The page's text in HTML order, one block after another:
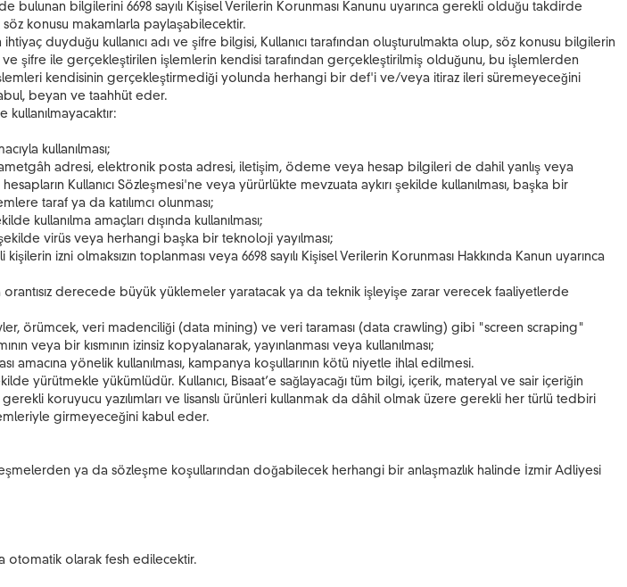
bulunan bilgilerini 6698 sayılı Kişisel Verilerin Korunması Kanunu uyarınca gerekli olduğu takdirde
konusu makamlarla paylaşabilecektir.
duyduğu kullanıcı adı ve şifre bilgisi, Kullanıcı tarafından oluşturulmakta olup, söz konusu bilgilerin
ve şifre ile gerçekleştirilen işlemlerin kendisi tarafından gerçekleştirilmiş olduğunu, bu işlemlerden
kendisinin gerçekleştirmediği yolunda herhangi bir def'i ve/veya itiraz ileri süremeyeceğini
beyan ve taahhüt eder.
kullanılmayacaktır:
kullanılması;
adresi, elektronik posta adresi, iletişim, ödeme veya hesap bilgileri de dahil yanlış veya
Kullanıcı Sözleşmesi'ne veya yürürlükte mevzuata aykırı şekilde kullanılması, başka bir
taraf ya da katılımcı olunması;
kullanılma amaçları dışında kullanılması;
virüs veya herhangi başka bir teknoloji yayılması;
izni olmaksızın toplanması veya 6698 sayılı Kişisel Verilerin Korunması Hakkında Kanun uyarınca
derecede büyük yüklemeler yaratacak ya da teknik işleyişe zarar verecek faaliyetlerde
örümcek, veri madenciliği (data mining) ve veri taraması (data crawling) gibi "screen scraping"
veya bir kısmının izinsiz kopyalanarak, yayınlanması veya kullanılması;
yönelik kullanılması, kampanya koşullarının kötü niyetle ihlal edilmesi.
yürütmekle yükümlüdür. Kullanıcı, Bisaat’e sağlayacağı tüm bilgi, içerik, materyal ve sair içeriğin
koruyucu yazılımları ve lisanslı ürünleri kullanmak da dâhil olmak üzere gerekli her türlü tedbiri
girmeyeceğini kabul eder.
ya da sözleşme koşullarından doğabilecek herhangi bir anlaşmazlık halinde İzmir Adliyesi
otomatik olarak fesh edilecektir.